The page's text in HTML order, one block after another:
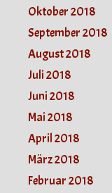
Oktober 2018
September 2018
August 2018
Juli 2018
Juni 2018
Mai 2018
April 2018
März 2018
Februar 2018